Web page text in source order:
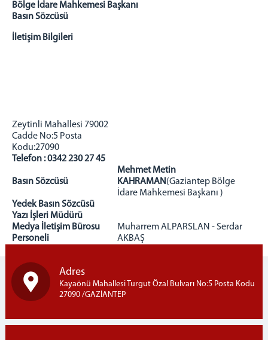
2 İDARİ DAVA DAİRESİ
4. İDARİ DAVA DAİRESİ
9. İDARİ DAVA DAİRESİ
1. VERGİ DAVA DAİRESİ
2. VERGİ DAVA DAİRESİ
İLK DERECE MAHKEMELERİMİZ
1 İDARE MAHKEMESİ
2 İDARE MAHKEMESİ
3 İDARE MAHKEMESİ
5 İDARE MAHKEMESİ
VERGİ MAHKEMESİ
ADIYAMAN
Bölge İdare Mahkemesi Başkanı
Basın Sözcüsü
İletişim Bilgileri
Zeytinli Mahallesi 79002
Cadde No:5 Posta
Kodu:27090
Telefon : 0342 230 27 45
Basın Sözcüsü
Mehmet Metin
KAHRAMAN(Gaziantep Bölge
İdare Mahkemesi Başkanı )
Yedek Basın Sözcüsü
Yazı İşleri Müdürü
Medya İletişim Bürosu
Personeli
Muharrem ALPARSLAN - Serdar
AKBAŞ
Adres
Kayaönü Mahallesi Turgut Özal Bulvarı No:5 Posta Kodu
27090 /GAZİANTEP